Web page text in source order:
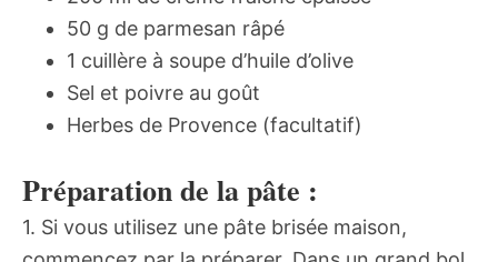
50 g de parmesan râpé
1 cuillère à soupe d’huile d’olive
Sel et poivre au goût
Herbes de Provence (facultatif)
Préparation de la pâte :
1. Si vous utilisez une pâte brisée maison,